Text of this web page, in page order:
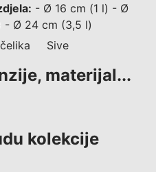
- Ø 16 cm (1 l) - Ø
- Ø 24 cm (3,5 l)
Sive
materijal...
kolekcije